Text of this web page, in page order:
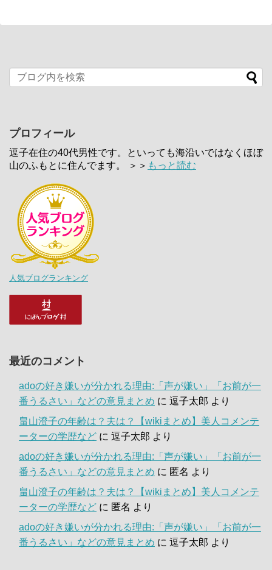
プロフィール
逗子在住の40代男性です。といっても海沿いではなくほぼ
山のふもとに住んでます。 ＞＞ もっと読む
人気ブログランキング
最近のコメント
adoの好き嫌いが分かれる理由:「声が嫌い」「お前が一
番うるさい」などの意見まとめ に 逗子太郎 より
畠山澄子の年齢は？夫は？【wikiまとめ】美人コメンテ
ーターの学歴など に 逗子太郎 より
adoの好き嫌いが分かれる理由:「声が嫌い」「お前が一
番うるさい」などの意見まとめ に 匿名 より
畠山澄子の年齢は？夫は？【wikiまとめ】美人コメンテ
ーターの学歴など に 匿名 より
adoの好き嫌いが分かれる理由:「声が嫌い」「お前が一
番うるさい」などの意見まとめ に 逗子太郎 より